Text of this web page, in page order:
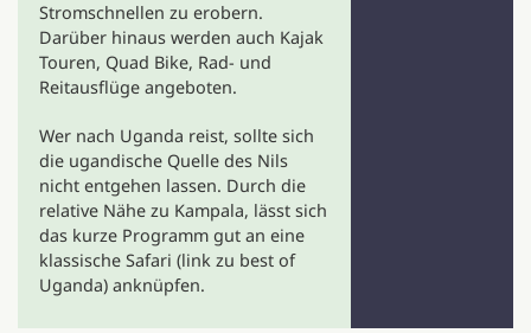
Stromschnellen zu erobern.
Darüber hinaus werden auch Kajak
Touren, Quad Bike, Rad- und
Reitausflüge angeboten.
Wer nach Uganda reist, sollte sich
die ugandische Quelle des Nils
nicht entgehen lassen. Durch die
relative Nähe zu Kampala, lässt sich
das kurze Programm gut an eine
klassische Safari (link zu best of
Uganda) anknüpfen.